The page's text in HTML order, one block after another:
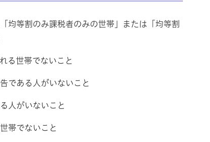
均等割のみ課税者のみの世帯」または「均等割
る世帯でないこと
である人がいないこと
人がいないこと
帯でないこと